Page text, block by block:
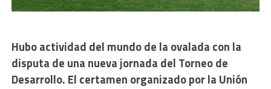
Hubo actividad del mundo de la ovalada con la
disputa de una nueva jornada del Torneo de
Desarrollo. El certamen organizado por la Unión